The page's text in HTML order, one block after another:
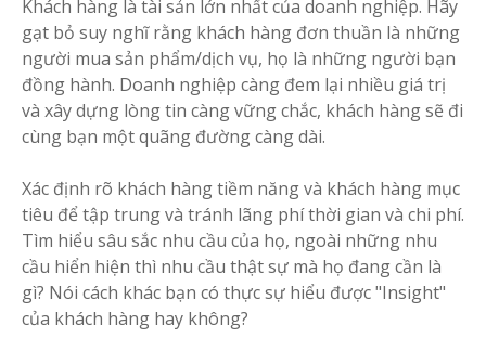
Khách hàng là tài sản lớn nhất của doanh nghiệp. Hãy
gạt bỏ suy nghĩ rằng khách hàng đơn thuần là những
người mua sản phẩm/dịch vụ, họ là những người bạn
đồng hành. Doanh nghiệp càng đem lại nhiều giá trị
và xây dựng lòng tin càng vững chắc, khách hàng sẽ đi
cùng bạn một quãng đường càng dài.
Xác định rõ khách hàng tiềm năng và khách hàng mục
tiêu để tập trung và tránh lãng phí thời gian và chi phí.
Tìm hiểu sâu sắc nhu cầu của họ, ngoài những nhu
cầu hiển hiện thì nhu cầu thật sự mà họ đang cần là
gì? Nói cách khác bạn có thực sự hiểu được "Insight"
của khách hàng hay không?